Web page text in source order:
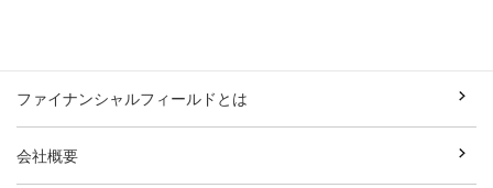
ファイナンシャルフィールドとは
会社概要